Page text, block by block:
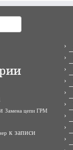
Замена цепи ГРМ
к записи